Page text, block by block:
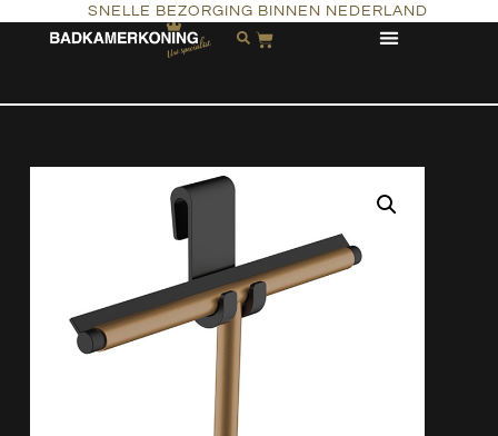
SNELLE BEZORGING BINNEN NEDERLAND